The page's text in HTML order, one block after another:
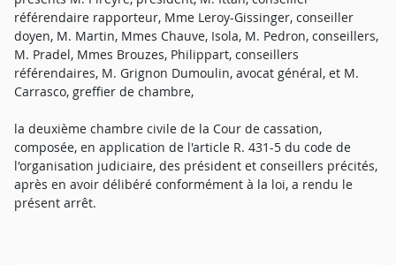
référendaire rapporteur, Mme Leroy-Gissinger, conseiller
doyen, M. Martin, Mmes Chauve, Isola, M. Pedron, conseillers,
M. Pradel, Mmes Brouzes, Philippart, conseillers
référendaires, M. Grignon Dumoulin, avocat général, et M.
Carrasco, greffier de chambre,
la deuxième chambre civile de la Cour de cassation,
composée, en application de l'article R. 431-5 du code de
l'organisation judiciaire, des président et conseillers précités,
après en avoir délibéré conformément à la loi, a rendu le
présent arrêt.